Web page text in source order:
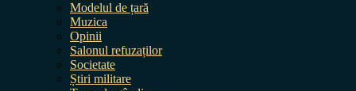
Modelul de țară
Muzica
Opinii
Salonul refuzaților
Societate
Știri militare